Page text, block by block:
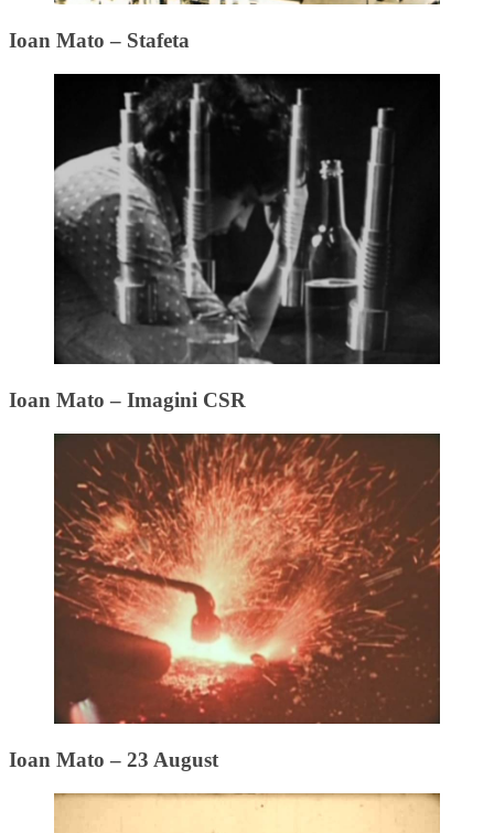
Ioan Mato – Stafeta
Ioan Mato – Imagini CSR
Ioan Mato – 23 August